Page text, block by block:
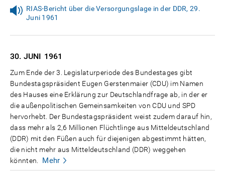
RIAS-Bericht über die Versorgungslage in der DDR, 29.
Juni 1961
30. JUNI 1961
Zum Ende der 3. Legislaturperiode des Bundestages gibt
Bundestagspräsident Eugen Gerstenmaier (CDU) im Namen
des Hauses eine Erklärung zur Deutschlandfrage ab, in der er
die außenpolitischen Gemeinsamkeiten von CDU und SPD
hervorhebt. Der Bundestagspräsident weist zudem darauf hin,
dass mehr als 2,6 Millionen Flüchtlinge aus Mitteldeutschland
(DDR) mit den Füßen auch für diejenigen abgestimmt hätten,
die nicht mehr aus Mitteldeutschland (DDR) weggehen
könnten.
Mehr